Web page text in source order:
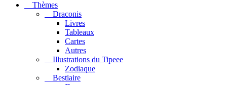
Thèmes
Draconis
Livres
Tableaux
Cartes
Autres
Illustrations du Tipeee
Zodiaque
Bestiaire